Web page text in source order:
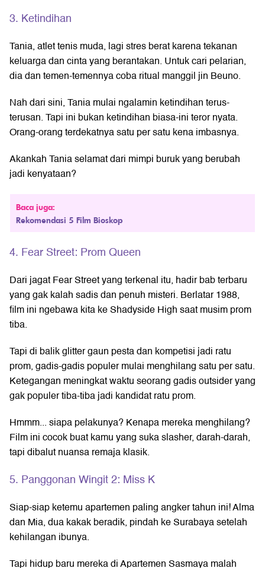
3. Ketindihan
Tania, atlet tenis muda, lagi stres berat karena tekanan
keluarga dan cinta yang berantakan. Untuk cari pelarian,
dia dan temen-temennya coba ritual manggil jin Beuno.
Nah dari sini, Tania mulai ngalamin ketindihan terus-
terusan. Tapi ini bukan ketindihan biasa-ini teror nyata.
Orang-orang terdekatnya satu per satu kena imbasnya.
Akankah Tania selamat dari mimpi buruk yang berubah
jadi kenyataan?
Baca juga:
Rekomendasi 5 Film Bioskop
4. Fear Street: Prom Queen
Dari jagat Fear Street yang terkenal itu, hadir bab terbaru
yang gak kalah sadis dan penuh misteri. Berlatar 1988,
film ini ngebawa kita ke Shadyside High saat musim prom
tiba.
Tapi di balik glitter gaun pesta dan kompetisi jadi ratu
prom, gadis-gadis populer mulai menghilang satu per satu.
Ketegangan meningkat waktu seorang gadis outsider yang
gak populer tiba-tiba jadi kandidat ratu prom.
Hmmm... siapa pelakunya? Kenapa mereka menghilang?
Film ini cocok buat kamu yang suka slasher, darah-darah,
tapi dibalut nuansa remaja klasik.
5. Panggonan Wingit 2: Miss K
Siap-siap ketemu apartemen paling angker tahun ini! Alma
dan Mia, dua kakak beradik, pindah ke Surabaya setelah
kehilangan ibunya.
Tapi hidup baru mereka di Apartemen Sasmaya malah